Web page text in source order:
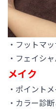
・フットマ
・フェイシ
メイク
・ポイント
・カラー診